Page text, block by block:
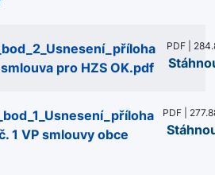
pro HZS OK.pdf
PDF |
1 VP smlouvy obce
PDF |